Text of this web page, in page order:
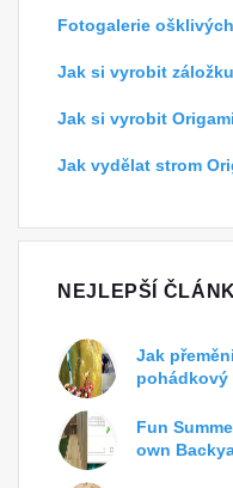
Fotogalerie
Jak si vyrobit
Jak si vyrobit
Jak vydělat strom
NEJLEPŠÍ
Jak
pohádkový
Fun
own